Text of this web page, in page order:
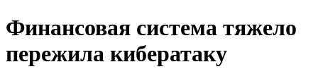
Финансовая система тяжело
пережила кибератаку